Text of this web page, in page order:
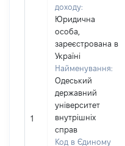
1
доходу:
Юридична
особа,
зареєстрована в
Україні
Найменування:
Одеський
державний
університет
внутрішніх
справ
Код в Єдиному